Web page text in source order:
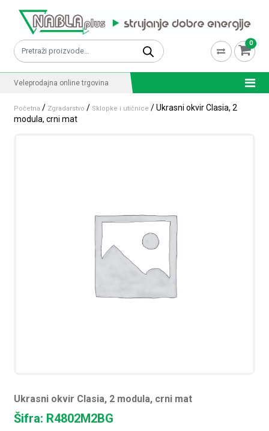
Pretraži: 0
Veleprodajna online trgovina
Početna / Zgradarstvo / Sklopke i utičnice / Ukrasni okvir Clasia, 2
modula, crni mat
Ukrasni okvir Clasia, 2 modula, crni mat
Šifra: R4802M2BG